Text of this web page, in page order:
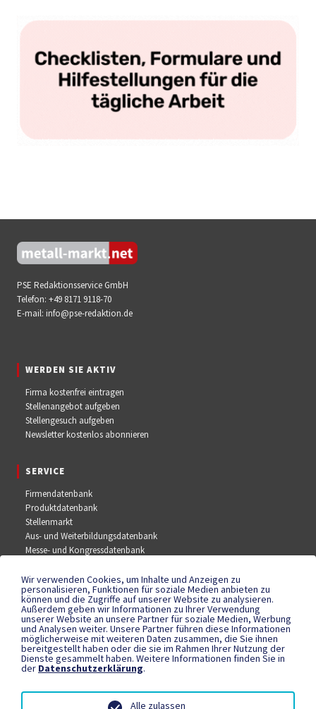
PSE Redaktionsservice GmbH
Telefon: +49 8171 9118-70
E-mail: info@pse-redaktion.de
WERDEN SIE AKTIV
Firma kostenfrei eintragen
Stellenangebot aufgeben
Stellengesuch aufgeben
Newsletter kostenlos abonnieren
SERVICE
Firmendatenbank
Produktdatenbank
Stellenmarkt
Aus- und Weiterbildungsdatenbank
Messe- und Kongressdatenbank
SOCIAL MEDIA
Facebook
YouTube
Instagram
RECHTLICHES
Datenschutzerklärung
Wir verwenden Cookies, um Inhalte und Anzeigen zu
personalisieren, Funktionen für soziale Medien anbieten zu
können und die Zugriffe auf unserer Website zu analysieren.
Außerdem geben wir Informationen zu Ihrer Verwendung
unserer Website an unsere Partner für soziale Medien, Werbung
und Analysen weiter. Unsere Partner führen diese Informationen
möglicherweise mit weiteren Daten zusammen, die Sie ihnen
bereitgestellt haben oder die sie im Rahmen Ihrer Nutzung der
Dienste gesammelt haben. Weitere Informationen finden Sie in
der Datenschutzerklärung.
Alle zulassen